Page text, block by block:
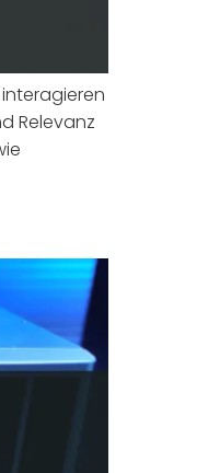
Relevanz